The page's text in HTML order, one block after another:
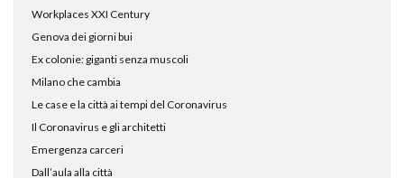
Workplaces XXI Century
Genova dei giorni bui
Ex colonie: giganti senza muscoli
Milano che cambia
Le case e la città ai tempi del Coronavirus
Il Coronavirus e gli architetti
Emergenza carceri
Dall’aula alla città